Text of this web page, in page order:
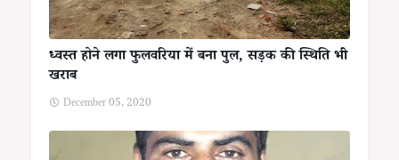
ध्वस्त होने लगा फुलवरिया में बना पुल, सड़क की स्थिति भी
खराब
December 05, 2020